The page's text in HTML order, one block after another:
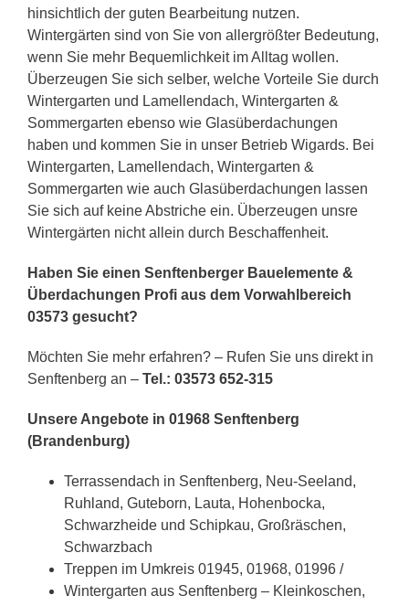
hinsichtlich der guten Bearbeitung nutzen.
Wintergärten sind von Sie von allergrößter Bedeutung,
wenn Sie mehr Bequemlichkeit im Alltag wollen.
Überzeugen Sie sich selber, welche Vorteile Sie durch
Wintergarten und Lamellendach, Wintergarten &
Sommergarten ebenso wie Glasüberdachungen
haben und kommen Sie in unser Betrieb Wigards. Bei
Wintergarten, Lamellendach, Wintergarten &
Sommergarten wie auch Glasüberdachungen lassen
Sie sich auf keine Abstriche ein. Überzeugen unsre
Wintergärten nicht allein durch Beschaffenheit.
Haben Sie einen Senftenberger Bauelemente &
Überdachungen Profi aus dem Vorwahlbereich
03573 gesucht?
Möchten Sie mehr erfahren? – Rufen Sie uns direkt in
Senftenberg an – Tel.: 03573 652-315
Unsere Angebote in 01968 Senftenberg
(Brandenburg)
Terrassendach in Senftenberg, Neu-Seeland,
Ruhland, Guteborn, Lauta, Hohenbocka,
Schwarzheide und Schipkau, Großräschen,
Schwarzbach
Treppen im Umkreis 01945, 01968, 01996 /
Wintergarten aus Senftenberg – Kleinkoschen,